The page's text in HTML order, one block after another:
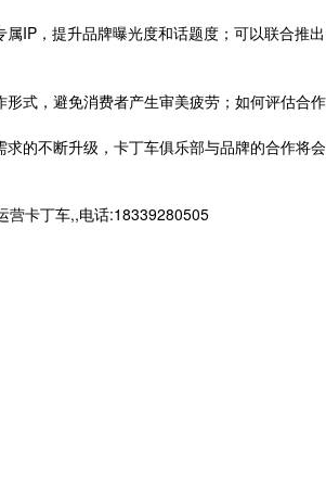
IP，提升品牌曝光度和话题度；可以联合推出
式，避免消费者产生审美疲劳；如何评估合作
的不断升级，卡丁车俱乐部与品牌的合作将会
营卡丁车,,电话:18339280505